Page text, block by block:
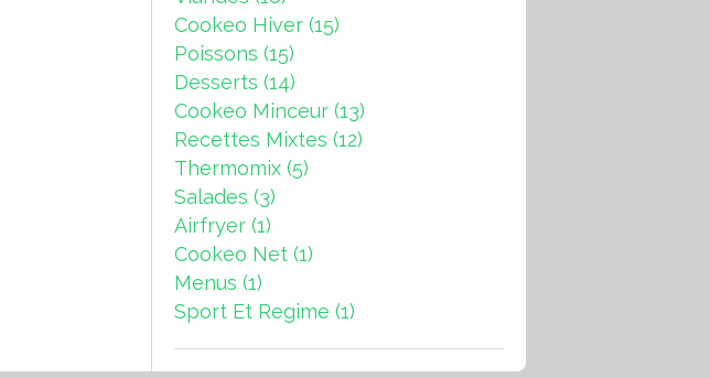
Cookeo Hiver (15)
Poissons (15)
Desserts (14)
Cookeo Minceur (13)
Recettes Mixtes (12)
Thermomix (5)
Salades (3)
Airfryer (1)
Cookeo Net (1)
Menus (1)
Sport Et Regime (1)